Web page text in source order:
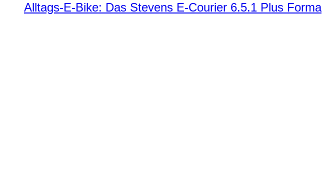
Alltags-E-Bike: Das Stevens E-Courier 6.5.1 Plus Forma